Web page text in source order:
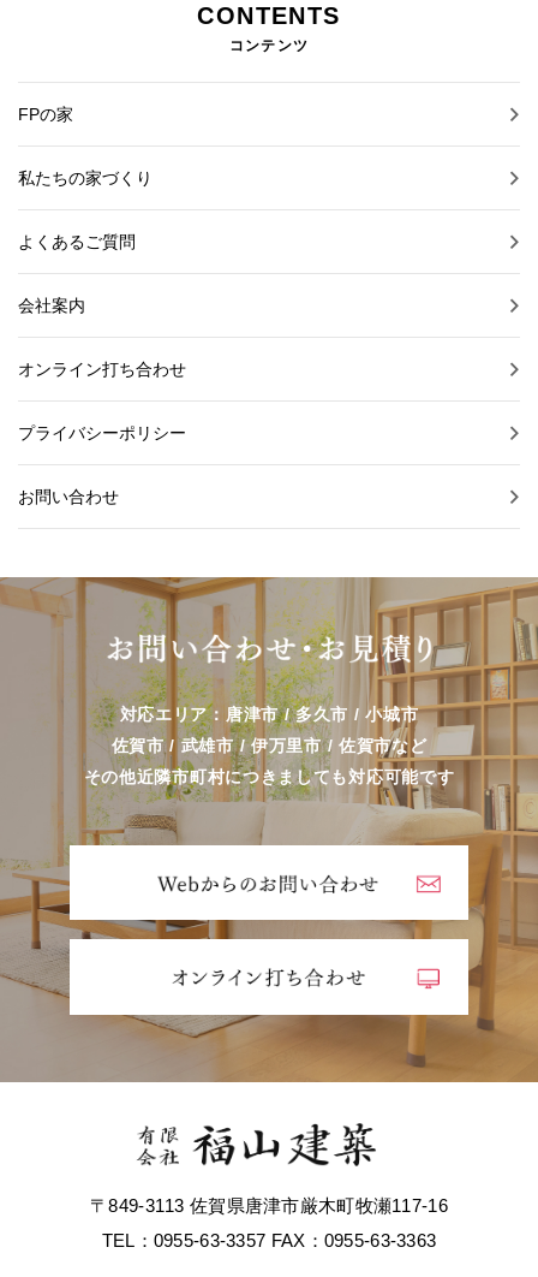
CONTENTS
コンテンツ
FPの家
私たちの家づくり
よくあるご質問
会社案内
オンライン打ち合わせ
プライバシーポリシー
お問い合わせ
対応エリア：唐津市 / 多久市 / 小城市
佐賀市 / 武雄市 / 伊万里市 / 佐賀市など
その他近隣市町村につきましても対応可能です
〒849-3113 佐賀県唐津市厳木町牧瀬117-16
TEL：0955-63-3357 FAX：0955-63-3363